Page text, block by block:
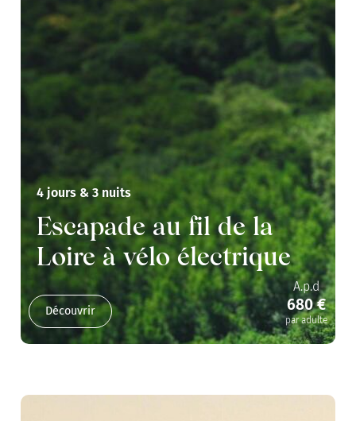
4 jours & 3 nuits
Escapade au fil de la
Loire à vélo électrique
Découvrir
A.p.d
680 €
par adulte